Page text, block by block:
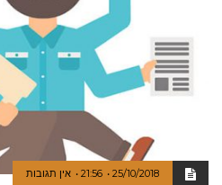
25/10/2018
21:56 אין תגובות